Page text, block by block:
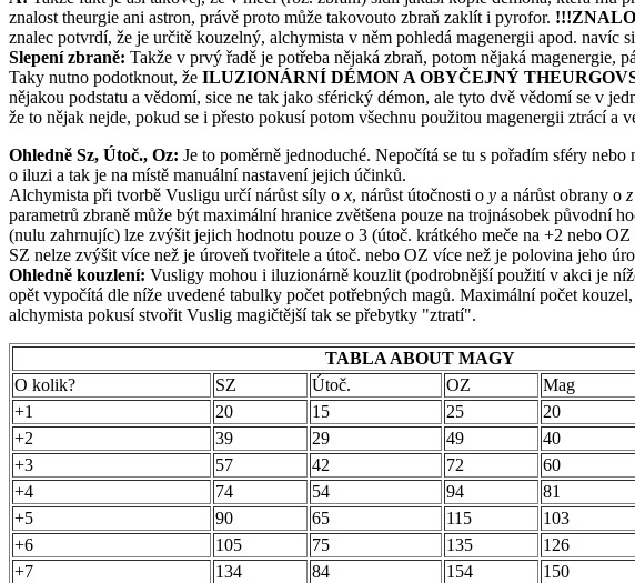
znalost theurgie ani astron, právě proto může takovouto zbraň zaklít i pyrofor.
znalec potvrdí, že je určitě kouzelný, alchymista v něm pohledá magenergii apod.
Slepení zbraně: Takže v prvý řadě je potřeba nějaká zbraň, potom nějaká magenergie,
Taky nutno podotknout, že ILUZIONÁRNÍ DÉMON A OBYČEJNÝ
nějakou podstatu a vědomí, sice ne tak jako sférický démon, ale tyto dvě vědomí se v
že to nějak nejde, pokud se i přesto pokusí potom všechnu použitou magenergii ztrácí a
Ohledně Sz, Útoč., Oz: Je to poměrně jednoduché. Nepočítá se tu s pořadím sféry
o iluzi a tak je na místě manuální nastavení jejich účinků.
Alchymista při tvorbě Vusligu určí nárůst síly ox, nárůst útočnosti o y a nárůst obrany o z
parametrů zbraně může být maximální hranice zvětšena pouze na trojnásobek původní
(nulu zahrnujíc) lze zvýšit jejich hodnotu pouze o 3 (útoč. krátkého meče na +2 nebo
SZ nelze zvýšit více než je úroveň tvořitele a útoč. nebo OZ více než je polovina jeho
Ohledně kouzlení: Vusligy mohou i iluzionárně kouzlit (podrobnější použití v akci je
opět vypočítá dle níže uvedené tabulky počet potřebných magů. Maximální počet
alchymista pokusí stvořit Vuslig magičtější tak se přebytky "ztratí".
TABLA ABOUT MAGY
O kolik?
SZ Útoč. OZ Mag
+1
20 15 25 20
+2
39 29 49 40
+3
57 42 72 60
+4
74 54 94 81
+5
90 65 115 103
+6
105 75 135 126
+7
134 84 154 150